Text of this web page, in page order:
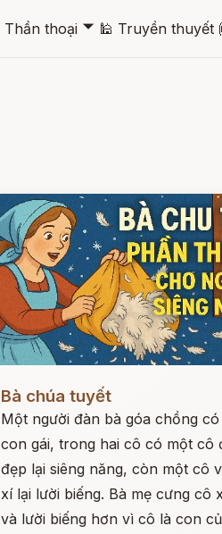
Thần thoại 🞃 🕌 Truyền thuyết
Bà chúa tuyết
Một người đàn bà góa chồng
con gái, trong hai cô có một cô
đẹp lại siêng năng, còn một cô
xí lại lười biếng. Bà mẹ cưng cô
và lười biếng hơn vì cô là con